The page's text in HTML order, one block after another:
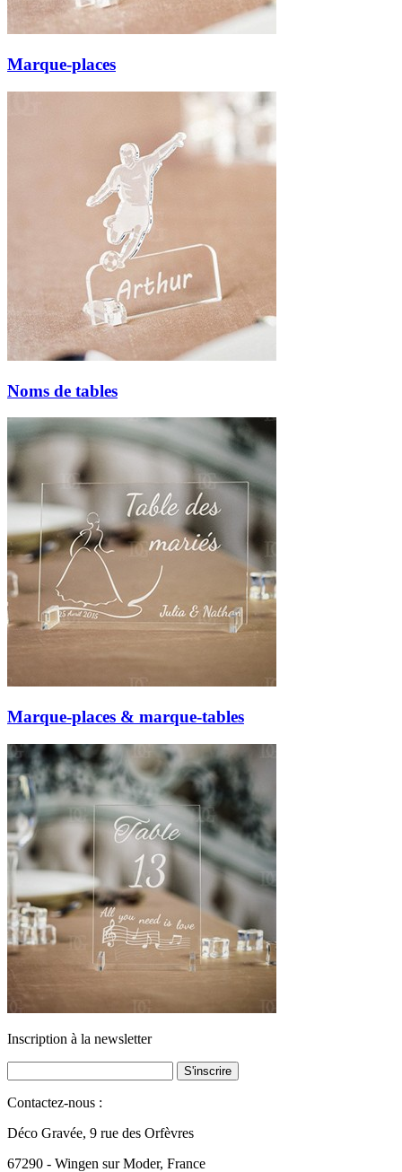
Marque-places
Noms de tables
Marque-places & marque-tables
Inscription à la newsletter
Contactez-nous :
Déco Gravée, 9 rue des Orfèvres
67290 - Wingen sur Moder, France